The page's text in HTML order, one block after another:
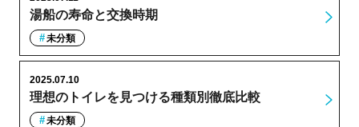
湯船の寿命と交換時期
未分類
理想のトイレを見つける種類別徹底比較
2025.07.10
未分類